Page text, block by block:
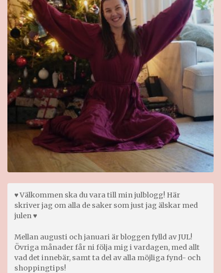
♥ Välkommen ska du vara till min julblogg! Här
skriver jag om alla de saker som just jag älskar med
julen ♥
Mellan augusti och januari är bloggen fylld av JUL!
Övriga månader får ni följa mig i vardagen, med allt
vad det innebär, samt ta del av alla möjliga fynd- och
shoppingtips!